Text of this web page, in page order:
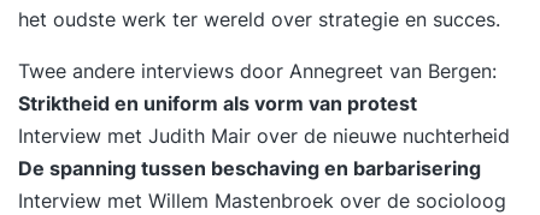
het oudste werk ter wereld over strategie en succes.
Twee andere interviews door Annegreet van Bergen:
Striktheid en uniform als vorm van protest
Interview met Judith Mair over de nieuwe nuchterheid
De spanning tussen beschaving en barbarisering
Interview met Willem Mastenbroek over de socioloog